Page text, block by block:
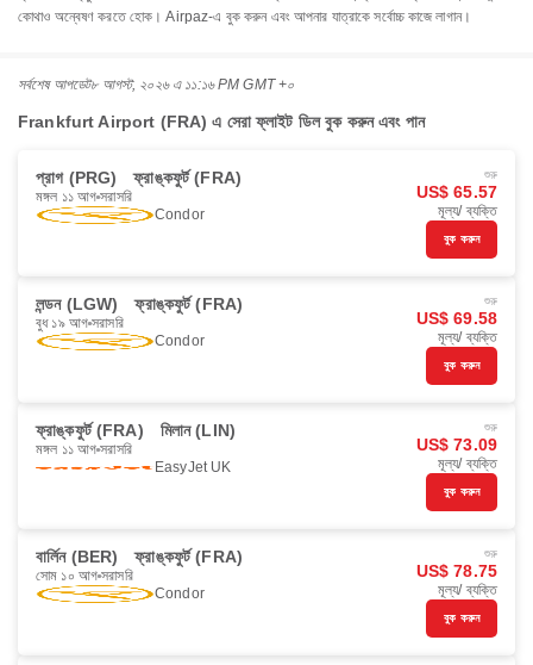
কোথাও অন্বেষণ করতে হোক। Airpaz-এ বুক করুন এবং আপনার যাত্রাকে সর্বোচ্চ কাজে লাগান।
সর্বশেষ আপডেট৮ আগস্ট, ২০২৬ এ ১১:১৬ PM GMT +০
Frankfurt Airport (FRA) এ সেরা ফ্লাইট ডিল বুক করুন এবং পান
প্রাগ (PRG) ফ্রাঙ্কফুর্ট (FRA)
মঙ্গল ১১ আগ সরাসরি
Condor
শুরু
US$ 65.57
মূল্য/ ব্যক্তি
বুক করুন
লন্ডন (LGW) ফ্রাঙ্কফুর্ট (FRA)
বুধ ১৯ আগ সরাসরি
Condor
শুরু
US$ 69.58
মূল্য/ ব্যক্তি
বুক করুন
ফ্রাঙ্কফুর্ট (FRA) মিলান (LIN)
মঙ্গল ১১ আগ সরাসরি
EasyJet UK
শুরু
US$ 73.09
মূল্য/ ব্যক্তি
বুক করুন
বার্লিন (BER) ফ্রাঙ্কফুর্ট (FRA)
সোম ১০ আগ সরাসরি
Condor
শুরু
US$ 78.75
মূল্য/ ব্যক্তি
বুক করুন